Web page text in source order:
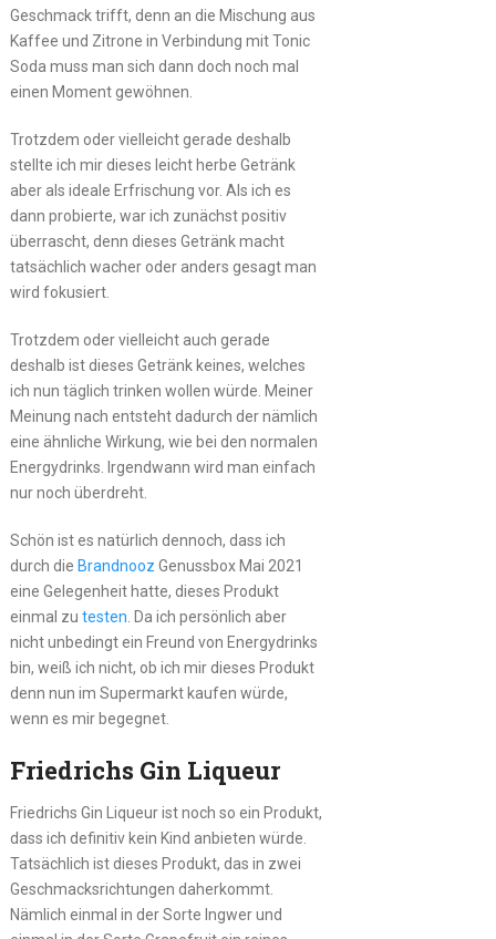
Geschmack trifft, denn an die Mischung aus
Kaffee und Zitrone in Verbindung mit Tonic
Soda muss man sich dann doch noch mal
einen Moment gewöhnen.
Trotzdem oder vielleicht gerade deshalb
stellte ich mir dieses leicht herbe Getränk
aber als ideale Erfrischung vor. Als ich es
dann probierte, war ich zunächst positiv
überrascht, denn dieses Getränk macht
tatsächlich wacher oder anders gesagt man
wird fokusiert.
Trotzdem oder vielleicht auch gerade
deshalb ist dieses Getränk keines, welches
ich nun täglich trinken wollen würde. Meiner
Meinung nach entsteht dadurch der nämlich
eine ähnliche Wirkung, wie bei den normalen
Energydrinks. Irgendwann wird man einfach
nur noch überdreht.
Schön ist es natürlich dennoch, dass ich
durch die Brandnooz Genussbox Mai 2021
eine Gelegenheit hatte, dieses Produkt
einmal zu testen . Da ich persönlich aber
nicht unbedingt ein Freund von Energydrinks
bin, weiß ich nicht, ob ich mir dieses Produkt
denn nun im Supermarkt kaufen würde,
wenn es mir begegnet.
Friedrichs Gin Liqueur
Friedrichs Gin Liqueur ist noch so ein Produkt,
dass ich definitiv kein Kind anbieten würde.
Tatsächlich ist dieses Produkt, das in zwei
Geschmacksrichtungen daherkommt.
Nämlich einmal in der Sorte Ingwer und